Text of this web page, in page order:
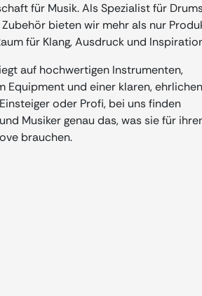
für Musik. Als Spezialist für
bieten wir mehr als nur
für Klang, Ausdruck und
auf hochwertigen Instrumenten,
Equipment und einer klaren,
oder Profi, bei uns finden
Musiker genau das, was sie für
brauchen.